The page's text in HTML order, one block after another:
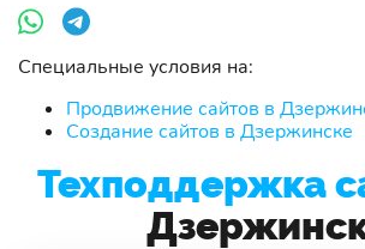
Специальные условия на:
Продвижение сайтов в
Создание сайтов в Дзержинске
Техподдержка